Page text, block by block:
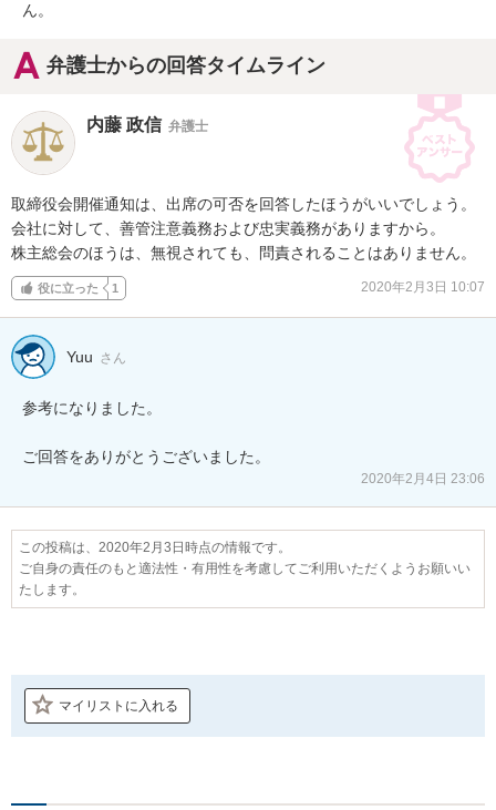
ん。
弁護士からの回答タイムライン
内藤 政信 弁護士
取締役会開催通知は、出席の可否を回答したほうがいいでしょう。
会社に対して、善管注意義務および忠実義務がありますから。
株主総会のほうは、無視されても、問責されることはありません。
役に立った 1 2020年2月3日 10:07
Yuu さん
参考になりました。
2020年2月4日 23:06
この投稿は、2020年2月3日時点の情報です。
ご自身の責任のもと適法性・有用性を考慮してご利用いただくようお願いい
たします。
マイリストに入れる